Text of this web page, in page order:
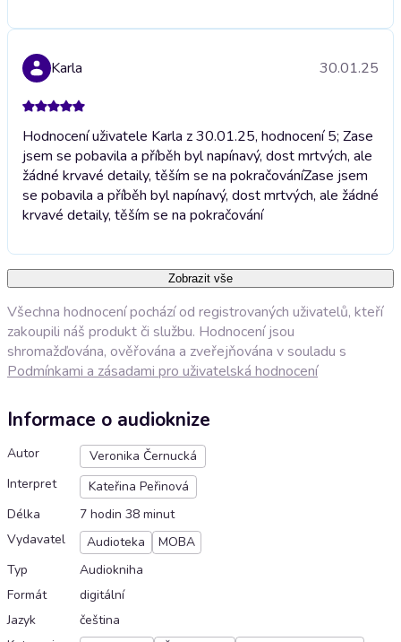
Karla 30.01.25
Hodnocení uživatele Karla z 30.01.25, hodnocení 5; Zase
jsem se pobavila a příběh byl napínavý, dost mrtvých, ale
žádné krvavé detaily, těším se na pokračováníZase jsem
se pobavila a příběh byl napínavý, dost mrtvých, ale žádné
krvavé detaily, těším se na pokračování
Zobrazit vše
Všechna hodnocení pochází od registrovaných uživatelů, kteří
zakoupili náš produkt či službu. Hodnocení jsou
shromažďována, ověřována a zveřejňována v souladu s
Podmínkami a zásadami pro uživatelská hodnocení
Informace o audioknize
Autor
Veronika Černucká
Interpret
Kateřina Peřinová
Délka
7 hodin 38 minut
Vydavatel
Audioteka
MOBA
Typ
Audiokniha
Formát
digitální
Jazyk
čeština